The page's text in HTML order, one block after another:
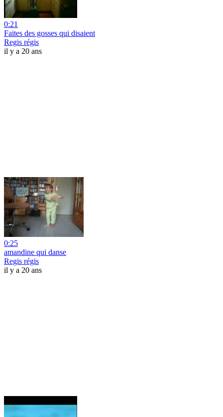
0:21
Faites des gosses qui disaient
Regis régis
il y a 20 ans
0:25
amandine qui danse
Regis régis
il y a 20 ans